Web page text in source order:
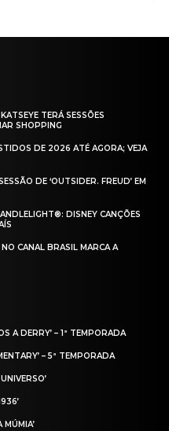
TERÁ SESSÕES
SHOPPING
DE 2026 ATÉ AGORA; VEJA
DE ‘OUTSIDER. FREUD’ EM
DISNEY CANÇÕES
CANAL BRASIL MARCA A
A DERRY’ – 1ª TEMPORADA
– 5ª TEMPORADA
MÚMIA’